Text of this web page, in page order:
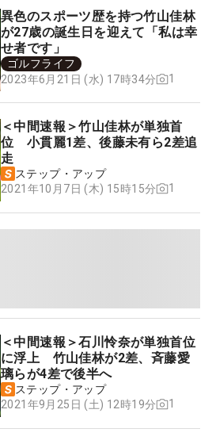
異色のスポーツ歴を持つ竹山佳林
が27歳の誕生日を迎えて「私は幸
せ者です」
ゴルフライフ
2023年6月21日 (水) 17時34分
1
＜中間速報＞竹山佳林が単独首
位 小貫麗1差、後藤未有ら2差追
走
ステップ・アップ
2021年10月7日 (木) 15時15分
1
＜中間速報＞石川怜奈が単独首位
に浮上 竹山佳林が2差、斉藤愛
璃らが4差で後半へ
ステップ・アップ
2021年9月25日 (土) 12時19分
1